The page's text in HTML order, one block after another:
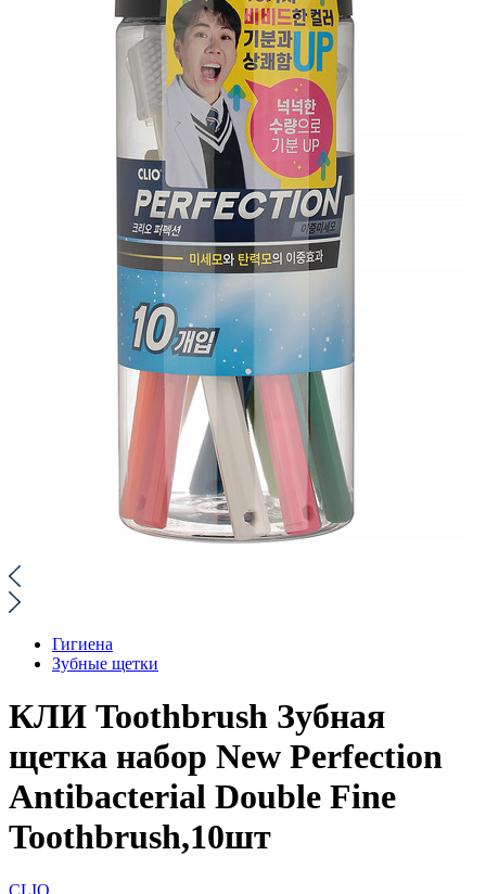
Гигиена
Зубные щетки
КЛИ Toothbrush Зубная
щетка набор New Perfection
Antibacterial Double Fine
Toothbrush,10шт
CLIO